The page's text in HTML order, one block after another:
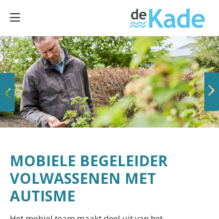
Vorige
Volgende
MOBIELE BEGELEIDER
VOLWASSENEN MET
AUTISME